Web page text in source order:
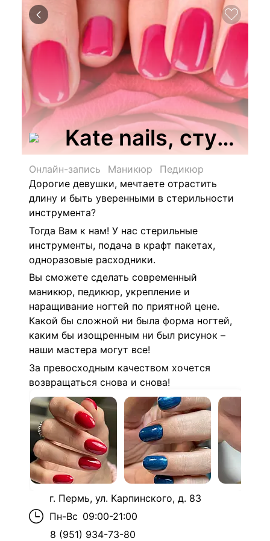
Kate nails, студия
Онлайн-запись Маникюр
Педикюр
Дорогие девушки, мечтаете отрастить
длину и быть уверенными в стерильности
инструмента?
Тогда Вам к нам! У нас стерильные
инструменты, подача в крафт пакетах,
одноразовые расходники.
Вы сможете сделать современный
маникюр, педикюр, укрепление и
наращивание ногтей по приятной цене.
Какой бы сложной ни была форма ногтей,
каким бы изощренным ни был рисунок –
наши мастера могут все!
За превосходным качеством хочется
возвращаться снова и снова!
г. Пермь, ул. Карпинского, д. 83
Пн-Вс 09:00-21:00
8 (951) 934-73-80